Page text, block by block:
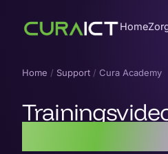
Home
Home / Support / Cura Academy